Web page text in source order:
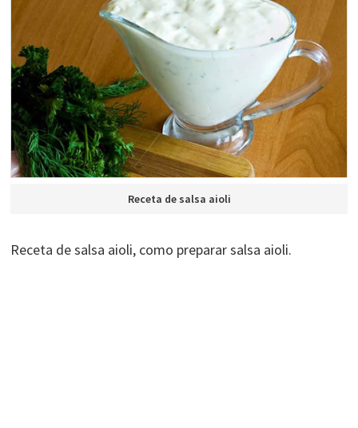
Receta de salsa aioli
Receta de salsa aioli, como preparar salsa aioli.